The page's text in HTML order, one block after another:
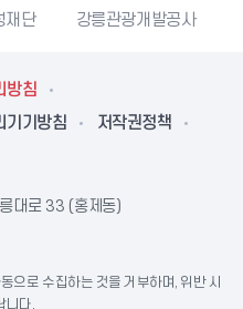
재단 강릉관광개발공사
방침
기기방침
저작권정책
대로 33 (홍제동)
으로 수집하는 것을 거부하며, 위반 시
니다.